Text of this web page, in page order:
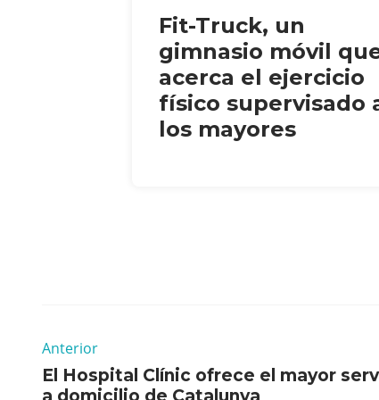
Fit-Truck, un
gimnasio móvil
acerca el ejercicio
físico supervisado
los mayores
Anterior
El Hospital Clínic ofrece el mayor
a domicilio de Catalunya